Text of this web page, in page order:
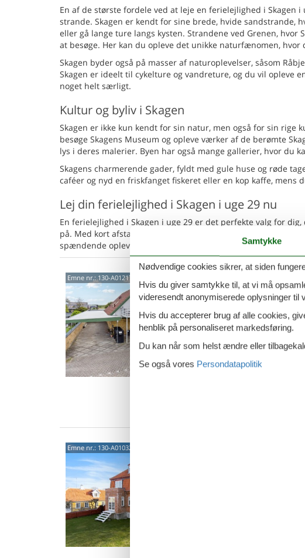
En af de største fordele ved at leje en ferielejlighed i Skagen
strande. Skagen er kendt for sine brede, hvide sandstrande,
eller gå lange ture langs kysten. Strandene ved Grenen,
at besøge. Her kan du opleve det unikke naturfænomen, hvor
Skagen byder også på masser af naturoplevelser, såsom
Skagen er ideelt til cykelture og vandreture, og du vil opleve
noget helt særligt.
Kultur og byliv i Skagen
Skagen er ikke kun kendt for sin natur, men også for sin rige
besøge Skagens Museum og opleve værker af de berømte
lys i deres malerier. Byen har også mange gallerier, hvor du
Skagens charmerende gader, fyldt med gule huse og røde
caféer og nyd en friskfanget fiskeret eller en kop kaffe,
Lej din ferielejlighed i Skagen i uge 29 nu
En ferielejlighed i Skagen i uge 29 er det perfekte valg for
på. Med kort afstand til strand, kultur og natur får du det
spændende oplevelser. Skab minder for livet i Skagen og
Emne nr.:130-A01217
Rummelig
balkon og
Koralbanke - 9990
4,5
I den nordvestlige
denne skønne
rummelige
5 personer
Emne nr.: 130-A01032
Samtykke
Nødvendige cookies sikrer, at siden
Hvis du giver samtykke til, at vi må
videresendt anonymiserede oplysninger til
Hvis du accepterer brug af alle cookies,
henblik på personaliseret markedsføring.
Du kan når som helst ændre eller
Se også vores Persondatapolitik